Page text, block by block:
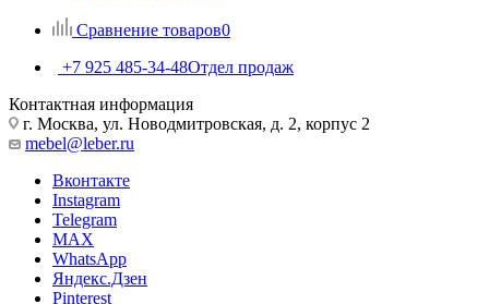
Сравнение товаров0
+7 925 485-34-48Отдел продаж
Контактная информация
г. Москва, ул. Новодмитровская, д. 2, корпус 2
mebel@leber.ru
Вконтакте
Instagram
Telegram
MAX
WhatsApp
Яндекс.Дзен
Pinterest